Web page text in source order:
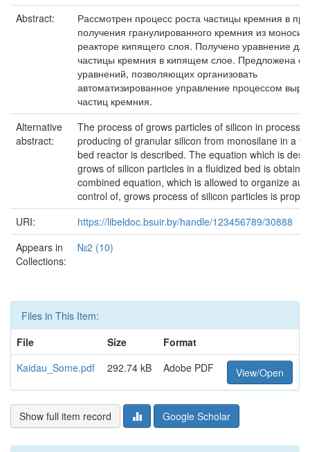
Abstract:
Рассмотрен процесс роста частицы кремния в
получения гранулированного кремния из
реакторе кипящего слоя. Получено уравнение
частицы кремния в кипящем слое. Предложена
уравнений, позволяющих организовать
автоматизированное управление процессом
частиц кремния.
Alternative
abstract:
The process of grows particles of silicon in process
producing of granular silicon from monosilane in a
bed reactor is described. The equation which is
grows of silicon particles in a fluidized bed is
combined equation, which is allowed to organize
control of, grows process of silicon particles is
URI:
https://libeldoc.bsuir.by/handle/123456789/30888
Appears in
Collections:
№2 (10)
Files in This Item:
File
Size
Format
Kaidau_Some.pdf
292.74 kB Adobe PDF View/Open
Show full item record Google Scholar